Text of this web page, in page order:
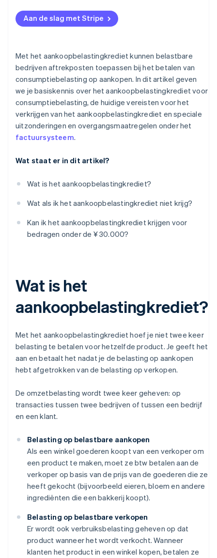
Wat is de uitzondering voor kleine bedragen?
Aan de slag met Stripe
Met het aankoopbelastingkrediet kunnen belastbare
bedrijven aftrekposten toepassen bij het betalen van
consumptiebelasting op aankopen. In dit artikel geven
we je basiskennis over het aankoopbelastingkrediet voor
consumptiebelasting, de huidige vereisten voor het
verkrijgen van het aankoopbelastingkrediet en speciale
uitzonderingen en overgangsmaatregelen onder het
factuursysteem.
Wat staat er in dit artikel?
Wat is het aankoopbelastingkrediet?
Wat als ik het aankoopbelastingkrediet niet krijg?
Kan ik het aankoopbelastingkrediet krijgen voor
bedragen onder de ¥ 30.000?
Wat is het
aankoopbelastingkrediet?
Met het aankoopbelastingkrediet hoef je niet twee keer
belasting te betalen voor hetzelfde product. Je geeft het
aan en betaalt het nadat je de belasting op aankopen
hebt afgetrokken van de belasting op verkopen.
De omzetbelasting wordt twee keer geheven: op
transacties tussen twee bedrijven of tussen een bedrijf
en een klant.
Belasting op belastbare aankopen
Als een winkel goederen koopt van een verkoper om
een product te maken, moet ze btw betalen aan de
verkoper op basis van de prijs van de goederen die ze
heeft gekocht (bijvoorbeeld eieren, bloem en andere
ingrediënten die een bakkerij koopt).
Belasting op belastbare verkopen
Er wordt ook verbruiksbelasting geheven op dat
product wanneer het wordt verkocht. Wanneer
klanten het product in een winkel kopen, betalen ze